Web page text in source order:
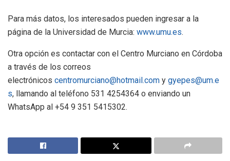
Para más datos, los interesados pueden ingresar a la
página de la Universidad de Murcia: www.umu.es.
Otra opción es contactar con el Centro Murciano en Córdoba
a través de los correos
electrónicos centromurciano@hotmail.com y gyepes@um.e
s, llamando al teléfono 531 4254364 o enviando un
WhatsApp al +54 9 351 5415302.